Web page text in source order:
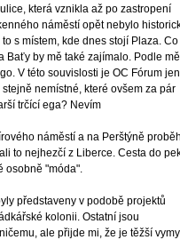
která vznikla až po zastropení
náměstí opět nebylo
s místem, kde dnes stojí Plaza. Co
Baťy by mě také zajímalo. Podle
V této souvislosti je OC Fórum jen
nemístné, které ovšem za pár
trčící ega? Nevím
náměstí a na Perštýně
to nejhezčí z Liberce. Cesta do
osobně "móda".
představeny v podobě projektů
kolonii. Ostatní jsou
ale přijde mi, že je těžší